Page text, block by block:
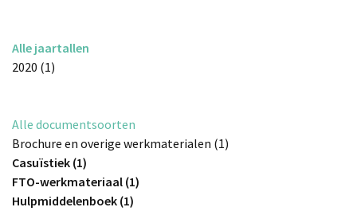
Alle jaartallen
2020 (1)
Alle documentsoorten
Brochure en overige werkmaterialen (1)
Casuïstiek (1)
FTO-werkmateriaal (1)
Hulpmiddelenboek (1)